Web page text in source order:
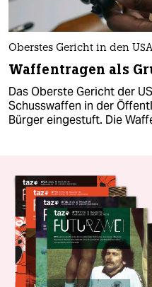
Oberstes Gericht in den USA
Waffentragen als
Das Oberste Gericht der
Schusswaffen in der
Bürger eingestuft. Die